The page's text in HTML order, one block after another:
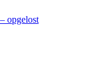
opgelost